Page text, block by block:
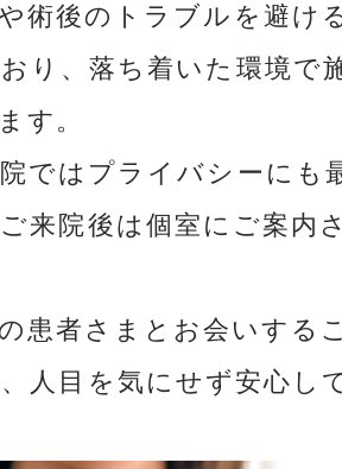
術後のトラブルを避け
り、落ち着いた環境で
す。
ではプライバシーにも
来院後は個室にご案内
患者さまとお会いする
人目を気にせず安心し